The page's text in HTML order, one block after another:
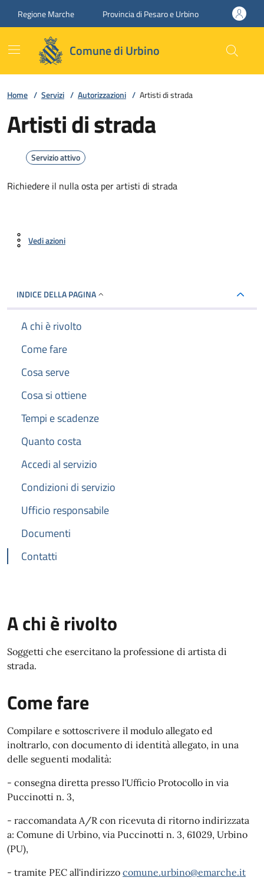
Regione Marche Provincia di Pesaro e Urbino
Comune di Urbino
Home / Servizi / Autorizzazioni / Artisti di strada
Artisti di strada
Servizio attivo
Richiedere il nulla osta per artisti di strada
Vedi azioni
INDICE DELLA PAGINA
A chi è rivolto
Come fare
Cosa serve
Cosa si ottiene
Tempi e scadenze
Quanto costa
Accedi al servizio
Condizioni di servizio
Ufficio responsabile
Documenti
Contatti
A chi è rivolto
Soggetti che esercitano la professione di artista di
strada.
Come fare
Compilare e sottoscrivere il modulo allegato ed
inoltrarlo, con documento di identità allegato, in una
delle seguenti modalità:
- consegna diretta presso l'Ufficio Protocollo in via
Puccinotti n. 3,
- raccomandata A/R con ricevuta di ritorno indirizzata
a: Comune di Urbino, via Puccinotti n. 3, 61029, Urbino
(PU),
- tramite PEC all'indirizzo comune.urbino@emarche.it